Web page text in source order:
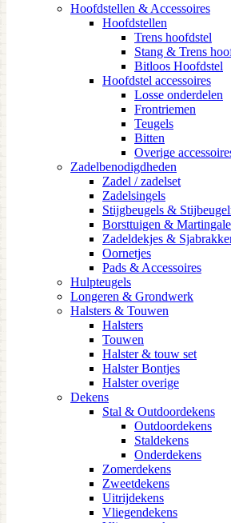
Hoofdstellen & Accessoires
Hoofdstellen
Trens hoofdstel
Stang & Trens
Bitloos Hoofdstel
Hoofdstel accessoires
Losse onderdelen
Frontriemen
Teugels
Bitten
Overige
Zadelbenodigdheden
Zadel / zadelset
Zadelsingels
Stijgbeugels &
Borsttuigen &
Zadeldekjes &
Oornetjes
Pads & Accessoires
Hulpteugels
Longeren & Grondwerk
Halsters & Touwen
Halsters
Touwen
Halster & touw set
Halster Bontjes
Halster overige
Dekens
Stal & Outdoordekens
Outdoordekens
Staldekens
Onderdekens
Zomerdekens
Zweetdekens
Uitrijdekens
Vliegendekens